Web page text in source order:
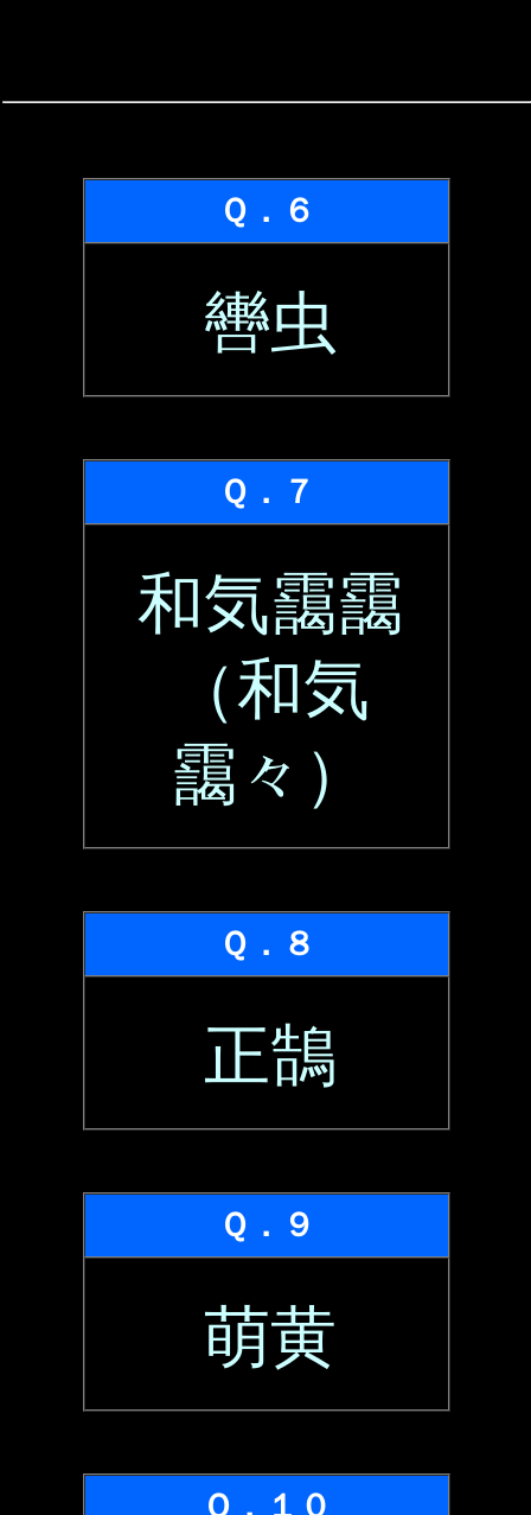
Ｑ．６
轡虫
Ｑ．７
和気靄靄
（和気
靄々）
Ｑ．８
正鵠
Ｑ．９
萌黄
Ｑ．１０